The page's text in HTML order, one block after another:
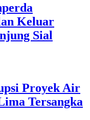
Keluar
Sial
Proyek Air
Tersangka